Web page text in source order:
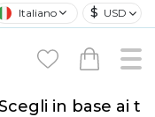
Italiano $ USD
in base ai